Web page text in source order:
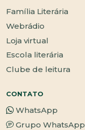
Família Literária
Webrádio
Loja virtual
Escola literária
Clube de leitura
CONTATO
WhatsApp
Grupo WhatsApp